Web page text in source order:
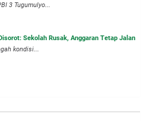
3 Tugumulyo...
Sekolah Rusak, Anggaran Tetap Jalan
kondisi...